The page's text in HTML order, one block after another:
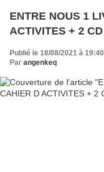
ENTRE NOUS 1
ACTIVITES + 2
Publié le 18/08/2021 à 19:40
Par angenkeq